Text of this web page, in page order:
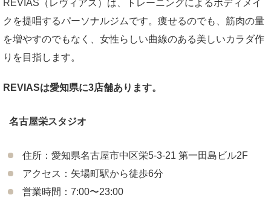
REVIAS（レヴィアス）は、トレーニングによるボディメイ
クを提唱するパーソナルジムです。痩せるのでも、筋肉の量
を増やすのでもなく、女性らしい曲線のある美しいカラダ作
りを目指します。
REVIASは愛知県に3店舗あります。
名古屋栄スタジオ
住所：愛知県名古屋市中区栄5-3-21 第一田島ビル2F
アクセス：矢場町駅から徒歩6分
営業時間：7:00〜23:00